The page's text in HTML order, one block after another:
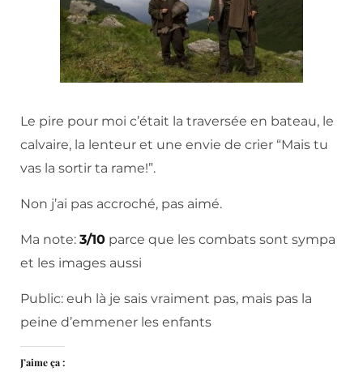
Le pire pour moi c’était la traversée en bateau, le
calvaire, la lenteur et une envie de crier “Mais tu
vas la sortir ta rame!”.
Non j’ai pas accroché, pas aimé.
Ma note: 3/10 parce que les combats sont sympa
et les images aussi
Public: euh là je sais vraiment pas, mais pas la
peine d’emmener les enfants
J’aime ça :